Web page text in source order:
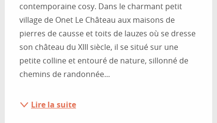
contemporaine cosy. Dans le charmant petit
village de Onet Le Château aux maisons de
pierres de causse et toits de lauzes où se dresse
son château du XIII siècle, il se situé sur une
petite colline et entouré de nature, sillonné de
chemins de randonnée...
Lire la suite